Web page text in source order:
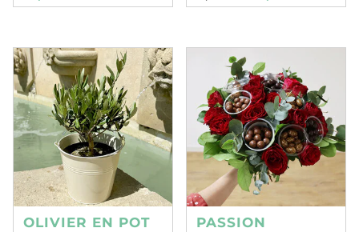
OLIVIER EN POT
PASSION